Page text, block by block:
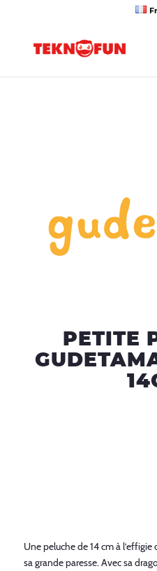
PETITE
Une peluche de 14 cm à
sa grande paresse. Avec sa